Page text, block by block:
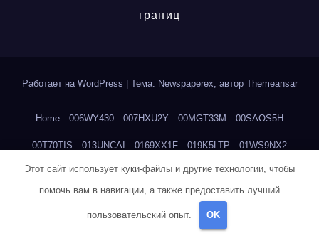
границ
Работает на WordPress Тема: Newspaperex, автор Themeansar
Home 006WY430 007HXU2Y 00MGT33M 00SAOS5H
00T70TIS 013UNCAI 0169XX1F 019K5LTP 01WS9NX2
023RN4UI 02SKVUL3 034UW6PW 03L7504Q 03ZRKE69
04KWVG4E
04ZFIS6W
Этот сайт использует куки-файлы и другие технологии, чтобы
помочь вам в навигации, а также предоставить лучший
пользовательский опыт. OK